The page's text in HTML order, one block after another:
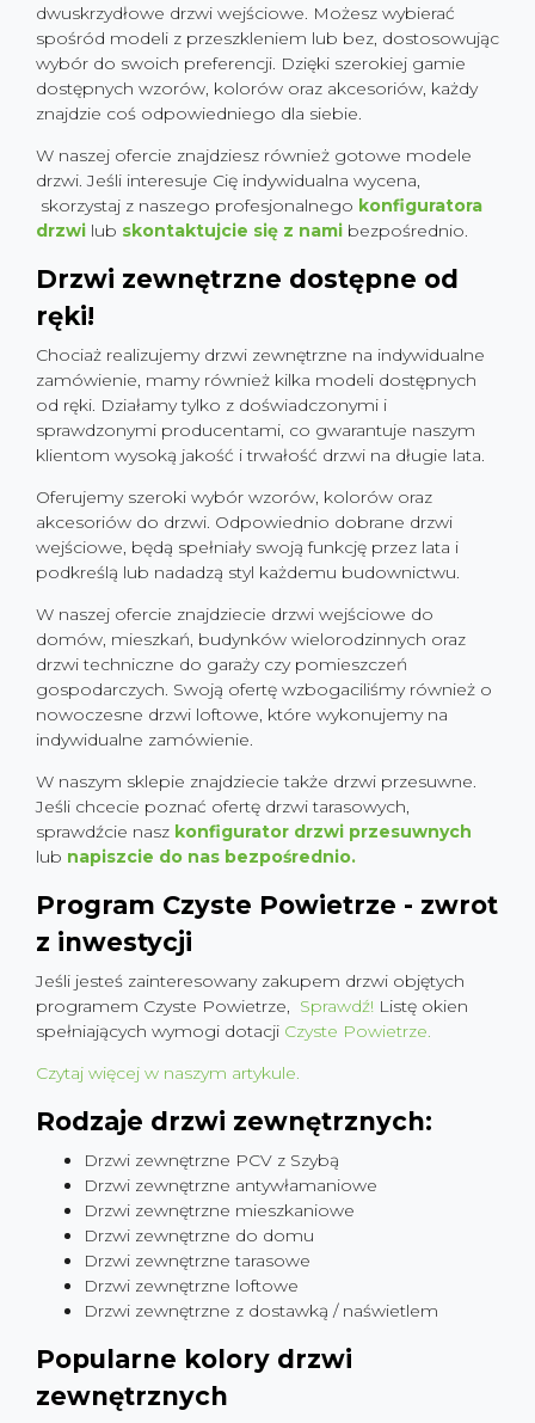
dwuskrzydłowe drzwi wejściowe. Możesz wybierać
spośród modeli z przeszkleniem lub bez, dostosowując
wybór do swoich preferencji. Dzięki szerokiej gamie
dostępnych wzorów, kolorów oraz akcesoriów, każdy
znajdzie coś odpowiedniego dla siebie.
W naszej ofercie znajdziesz również gotowe modele
drzwi. Jeśli interesuje Cię indywidualna wycena,
skorzystaj z naszego profesjonalnego konfiguratora
drzwi lub skontaktujcie się z nami bezpośrednio.
Drzwi zewnętrzne dostępne od
ręki!
Chociaż realizujemy drzwi zewnętrzne na indywidualne
zamówienie, mamy również kilka modeli dostępnych
od ręki. Działamy tylko z doświadczonymi i
sprawdzonymi producentami, co gwarantuje naszym
klientom wysoką jakość i trwałość drzwi na długie lata.
Oferujemy szeroki wybór wzorów, kolorów oraz
akcesoriów do drzwi. Odpowiednio dobrane drzwi
wejściowe, będą spełniały swoją funkcję przez lata i
podkreślą lub nadadzą styl każdemu budownictwu.
W naszej ofercie znajdziecie drzwi wejściowe do
domów, mieszkań, budynków wielorodzinnych oraz
drzwi techniczne do garaży czy pomieszczeń
gospodarczych. Swoją ofertę wzbogaciliśmy również o
nowoczesne drzwi loftowe, które wykonujemy na
indywidualne zamówienie.
W naszym sklepie znajdziecie także drzwi przesuwne.
Jeśli chcecie poznać ofertę drzwi tarasowych,
sprawdźcie nasz konfigurator drzwi przesuwnych
lub napiszcie do nas bezpośrednio.
Program Czyste Powietrze - zwrot
z inwestycji
Jeśli jesteś zainteresowany zakupem drzwi objętych
programem Czyste Powietrze, Sprawdź! Listę okien
spełniających wymogi dotacji Czyste Powietrze.
Czytaj więcej w naszym artykule.
Rodzaje drzwi zewnętrznych:
Drzwi zewnętrzne PCV z Szybą
Drzwi zewnętrzne antywłamaniowe
Drzwi zewnętrzne mieszkaniowe
Drzwi zewnętrzne do domu
Drzwi zewnętrzne tarasowe
Drzwi zewnętrzne loftowe
Drzwi zewnętrzne z dostawką / naświetlem
Popularne kolory drzwi
zewnętrznych